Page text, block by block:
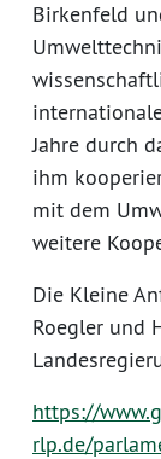
Birkenfeld
Jahre durch
ihm
mit dem
weitere
Die Kleine
Roegler und
https://
rlp.de/